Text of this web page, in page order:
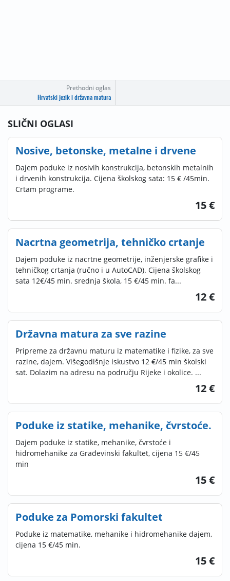
Prethodni oglas
Hrvatski jezik i državna matura
SLIČNI OGLASI
Nosive, betonske, metalne i drvene
Dajem poduke iz nosivih konstrukcija, betonskih metalnih
i drvenih konstrukcija. Cijena školskog sata: 15 € /45min.
Crtam programe.
15 €
Nacrtna geometrija, tehničko crtanje
Dajem poduke iz nacrtne geometrije, inženjerske grafike i
tehničkog crtanja (ručno i u AutoCAD). Cijena školskog
sata 12€/45 min. srednja škola, 15 €/45 min. fa...
12 €
Državna matura za sve razine
Pripreme za državnu maturu iz matematike i fizike, za sve
razine, dajem. Višegodišnje iskustvo 12 €/45 min školski
sat. Dolazim na adresu na području Rijeke i okolice. ...
12 €
Poduke iz statike, mehanike, čvrstoće.
Dajem poduke iz statike, mehanike, čvrstoće i
hidromehanike za Građevinski fakultet, cijena 15 €/45
min
15 €
Poduke za Pomorski fakultet
Poduke iz matematike, mehanike i hidromehanike dajem,
cijena 15 €/45 min.
15 €